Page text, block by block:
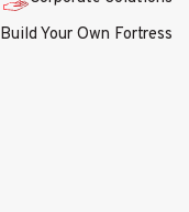
Build Your Own Fortress